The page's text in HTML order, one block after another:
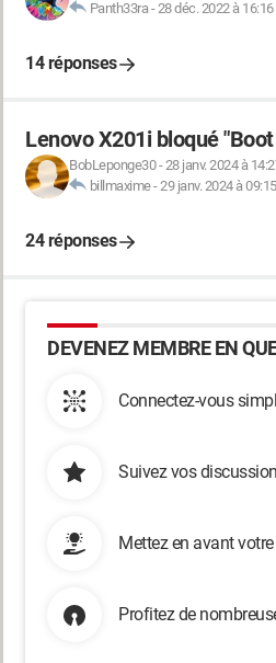
Panth33ra-28 déc. 2022 à 16:16
14 réponses
Lenovo X201i bloqué
BobLeponge30-28 janv. 2024 à
billmaxime-29 janv. 2024 à 09:15
24 réponses
DEVENEZ MEMBRE EN
Connectez-vous
Suivez vos
Mettez en avant
Profitez de